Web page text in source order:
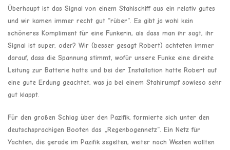
Überhaupt ist das Signal von einem Stahlschiff aus ein relativ gutes
und wir kamen immer recht gut “rüber“. Es gibt ja wohl kein
schöneres Kompliment für eine Funkerin, als dass man ihr sagt, ihr
Signal ist super, oder? Wir (besser gesagt Robert) achteten immer
darauf, dass die Spannung stimmt, wofür unsere Funke eine direkte
Leitung zur Batterie hatte und bei der Installation hatte Robert auf
eine gute Erdung geachtet, was ja bei einem Stahlrumpf sowieso sehr
gut klappt.
Für den großen Schlag über den Pazifik, formierte sich unter den
deutschsprachigen Booten das „Regenbogennetz“. Ein Netz für
Yachten, die gerade im Pazifik segelten, weiter nach Westen wollten